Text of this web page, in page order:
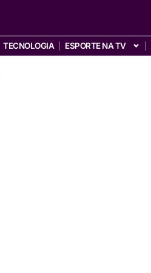
TECNOLOGIA ESPORTE NA TV